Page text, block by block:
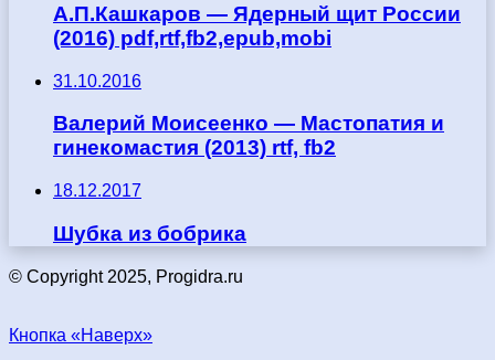
А.П.Кашкаров — Ядерный щит России
(2016) pdf,rtf,fb2,epub,mobi
31.10.2016
Валерий Моисеенко — Мастопатия и
гинекомастия (2013) rtf, fb2
18.12.2017
Шубка из бобрика
© Copyright 2025, Progidra.ru
Кнопка «Наверх»